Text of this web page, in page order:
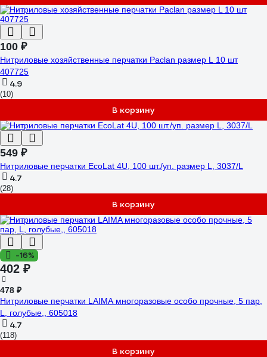
100 ₽
Нитриловые хозяйственные перчатки Paclan размер L 10 шт
407725
4.9
(10)
В корзину
549 ₽
Нитриловые перчатки EcoLat 4U, 100 шт./уп. размер L, 3037/L
4.7
(28)
В корзину
-16%
402 ₽
478 ₽
Нитриловые перчатки LAIMA многоразовые особо прочные, 5 пар,
L, голубые,, 605018
4.7
(118)
В корзину